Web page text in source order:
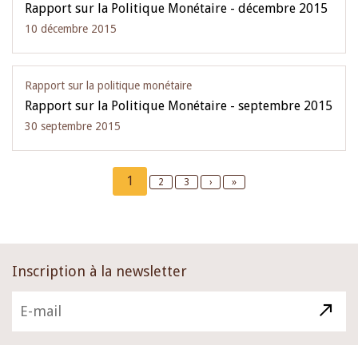
Rapport sur la Politique Monétaire - décembre 2015
10 décembre 2015
Rapport sur la politique monétaire
Rapport sur la Politique Monétaire - septembre 2015
30 septembre 2015
Current
page
1 Page
2 Page
3
Next
›
Last
»
Inscription à la newsletter